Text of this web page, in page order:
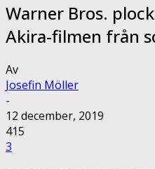
Warner Bros.
Akira-filmen från
Av
Josefin Möller
-
12 december, 2019
415
3